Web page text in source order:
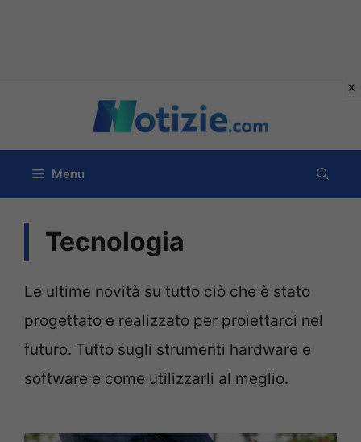
contenuto
Menu
Tecnologia
Le ultime novità su tutto ciò che è stato
progettato e realizzato per proiettarci nel
futuro. Tutto sugli strumenti hardware e
software e come utilizzarli al meglio.